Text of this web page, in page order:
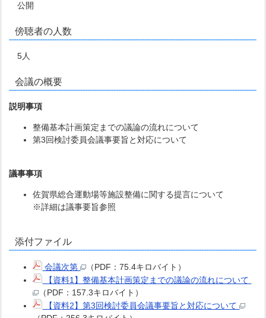
公開
傍聴者の人数
5人
会議の概要
説明事項
整備基本計画策定までの議論の流れについて
第3回検討委員会議事要旨と対応について
議事事項
佐賀県総合運動場等施設整備に関する提言について
※詳細は議事要旨参照
添付ファイル
会議次第
（PDF：75.4キロバイト）
【資料1】整備基本計画策定までの議論の流れについて
（PDF：157.3キロバイト）
【資料2】第3回検討委員会議事要旨と対応について